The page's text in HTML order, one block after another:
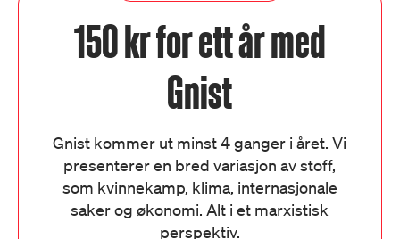
150 kr for ett år med
Gnist
Gnist kommer ut minst 4 ganger i året. Vi
presenterer en bred variasjon av stoff,
som kvinnekamp, klima, internasjonale
saker og økonomi. Alt i et marxistisk
perspektiv.